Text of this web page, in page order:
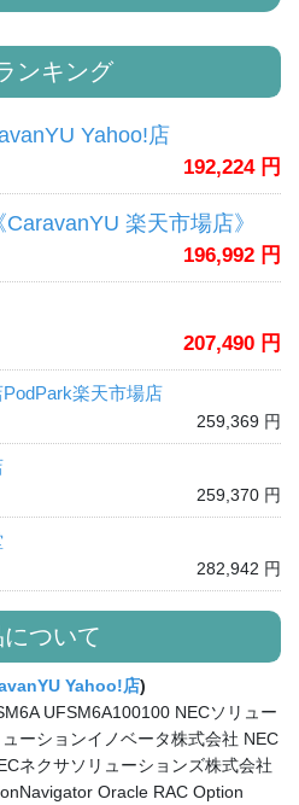
ついて
Yahoo!店)
UFSM6A100100 NECソリュー
ーションイノベータ株式会社 NEC
ネクサソリューションズ株式会社
Oracle RAC Option
ンキング
Yahoo!店
192,224 円
楽天市場店》
196,992 円
207,490 円
楽天市場店
259,369 円
259,370 円
282,942 円